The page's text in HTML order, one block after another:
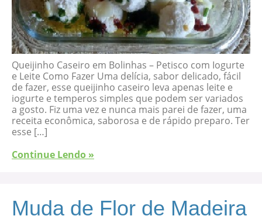
Queijinho Caseiro em Bolinhas – Petisco com Iogurte
e Leite Como Fazer Uma delícia, sabor delicado, fácil
de fazer, esse queijinho caseiro leva apenas leite e
iogurte e temperos simples que podem ser variados
a gosto. Fiz uma vez e nunca mais parei de fazer, uma
receita econômica, saborosa e de rápido preparo. Ter
esse […]
Continue Lendo »
Muda de Flor de Madeira